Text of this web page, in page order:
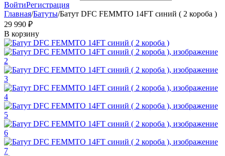
ВойтиРегистрация
Главная/Батуты/Батут DFC FEMMTO 14FT синий ( 2 короба )
29 990 ₽
В корзину